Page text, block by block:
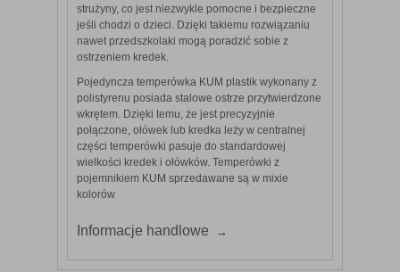
strużyny, co jest niezwykle pomocne i bezpieczne
jeśli chodzi o dzieci. Dzięki takiemu rozwiązaniu
nawet przedszkolaki mogą poradzić sobie z
ostrzeniem kredek.
Pojedyncza temperówka KUM plastik wykonany z
polistyrenu posiada stalowe ostrze przytwierdzone
wkrętem. Dzięki temu, że jest precyzyjnie
połączone, ołówek lub kredka leży w centralnej
części temperówki pasuje do standardowej
wielkości kredek i ołówków. Temperówki z
pojemnikiem KUM sprzedawane są w mixie
kolorów
Informacje handlowe